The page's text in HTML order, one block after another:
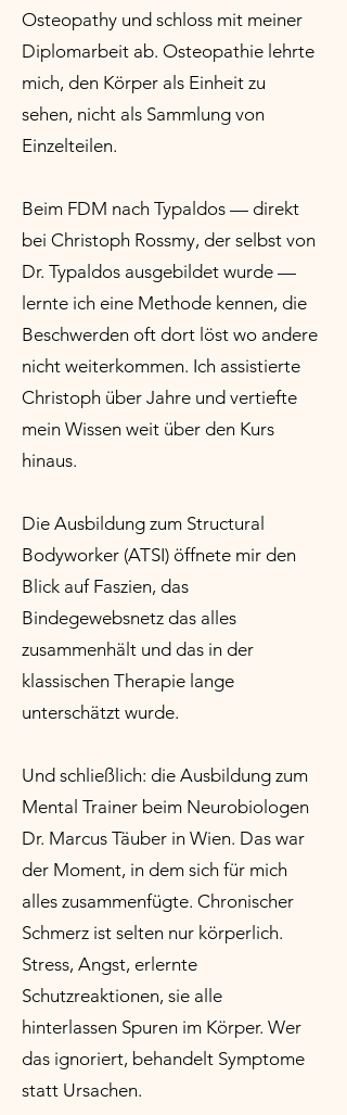
Osteopathy und schloss mit meiner
Diplomarbeit ab. Osteopathie lehrte
mich, den Körper als Einheit zu
sehen, nicht als Sammlung von
Einzelteilen.
Beim FDM nach Typaldos — direkt
bei Christoph Rossmy, der selbst von
Dr. Typaldos ausgebildet wurde —
lernte ich eine Methode kennen, die
Beschwerden oft dort löst wo andere
nicht weiterkommen. Ich assistierte
Christoph über Jahre und vertiefte
mein Wissen weit über den Kurs
hinaus.
Die Ausbildung zum Structural
Bodyworker (ATSI) öffnete mir den
Blick auf Faszien, das
Bindegewebsnetz das alles
zusammenhält und das in der
klassischen Therapie lange
unterschätzt wurde.
Und schließlich: die Ausbildung zum
Mental Trainer beim Neurobiologen
Dr. Marcus Täuber in Wien. Das war
der Moment, in dem sich für mich
alles zusammenfügte. Chronischer
Schmerz ist selten nur körperlich.
Stress, Angst, erlernte
Schutzreaktionen, sie alle
hinterlassen Spuren im Körper. Wer
das ignoriert, behandelt Symptome
statt Ursachen.